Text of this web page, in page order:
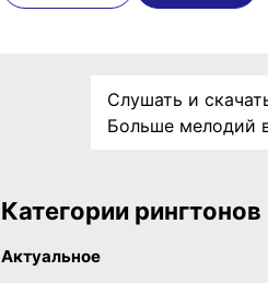
Слушать и
Больше мелодий
Категории рингтонов
Актуальное